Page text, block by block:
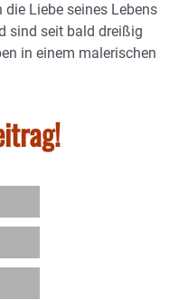
Liebe seines Lebens
sind seit bald dreißig
in einem malerischen